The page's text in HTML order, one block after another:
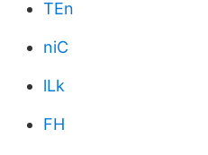
TEn
niC
lLk
FH